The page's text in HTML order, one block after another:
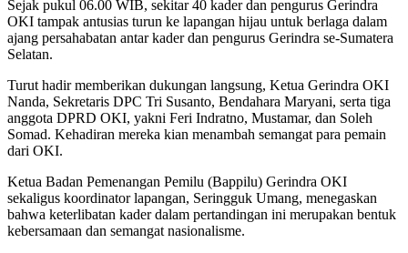
Sejak pukul 06.00 WIB, sekitar 40 kader dan pengurus Gerindra
OKI tampak antusias turun ke lapangan hijau untuk berlaga dalam
ajang persahabatan antar kader dan pengurus Gerindra se-Sumatera
Selatan.
Turut hadir memberikan dukungan langsung, Ketua Gerindra OKI
Nanda, Sekretaris DPC Tri Susanto, Bendahara Maryani, serta tiga
anggota DPRD OKI, yakni Feri Indratno, Mustamar, dan Soleh
Somad. Kehadiran mereka kian menambah semangat para pemain
dari OKI.
Ketua Badan Pemenangan Pemilu (Bappilu) Gerindra OKI
sekaligus koordinator lapangan, Seringguk Umang, menegaskan
bahwa keterlibatan kader dalam pertandingan ini merupakan bentuk
kebersamaan dan semangat nasionalisme.